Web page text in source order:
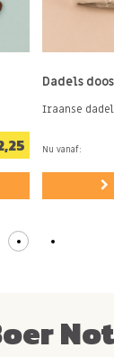
Dadels
Iraanse
Nu vanaf: